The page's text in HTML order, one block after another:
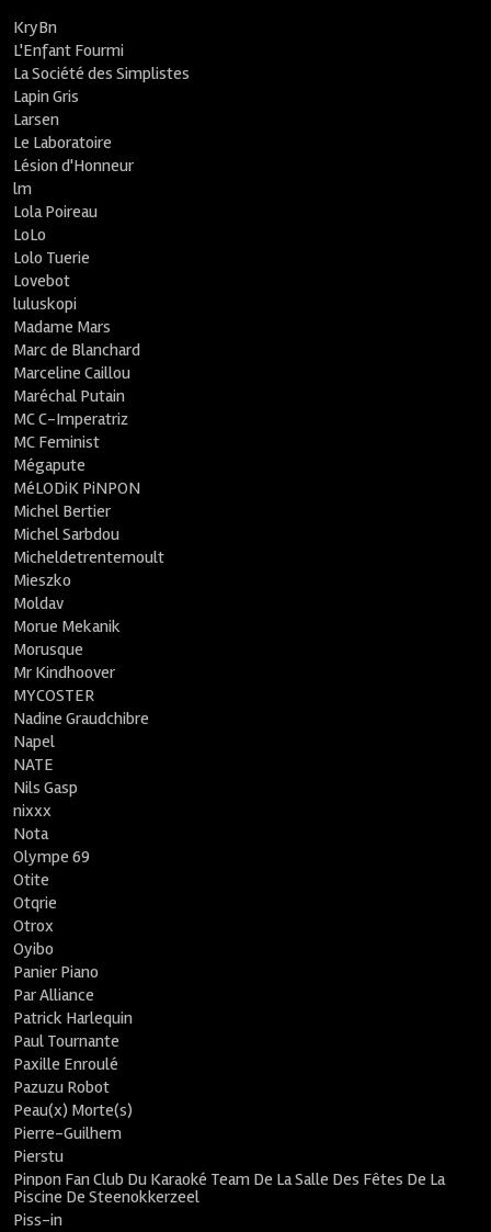
KryBn
L'Enfant Fourmi
La Société des Simplistes
Lapin Gris
Larsen
Le Laboratoire
Lésion d'Honneur
lm
Lola Poireau
LoLo
Lolo Tuerie
Lovebot
luluskopi
Madame Mars
Marc de Blanchard
Marceline Caillou
Maréchal Putain
MC C-Imperatriz
MC Feminist
Mégapute
MéLODiK PiNPON
Michel Bertier
Michel Sarbdou
Micheldetrentemoult
Mieszko
Moldav
Morue Mekanik
Morusque
Mr Kindhoover
MYCOSTER
Nadine Graudchibre
Napel
NATE
Nils Gasp
nixxx
Nota
Olympe 69
Otite
Otqrie
Otrox
Oyibo
Panier Piano
Par Alliance
Patrick Harlequin
Paul Tournante
Paxille Enroulé
Pazuzu Robot
Peau(x) Morte(s)
Pierre-Guilhem
Pierstu
Pinpon Fan Club Du Karaoké Team De La Salle Des Fêtes De La
Piscine De Steenokkerzeel
Piss-in